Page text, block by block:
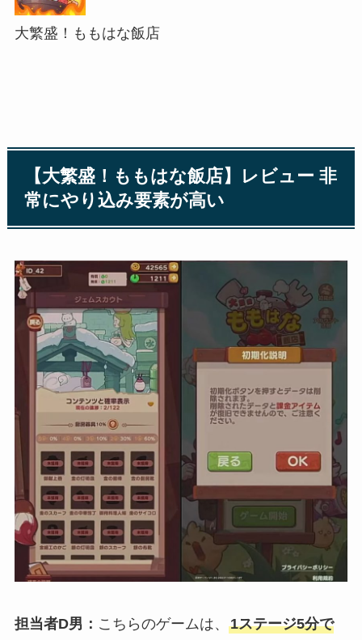
大繁盛！ももはな飯店
【大繁盛！ももはな飯店】レビュー 非
常にやり込み要素が高い
担当者D男： こちらのゲームは、 1ステージ5分で